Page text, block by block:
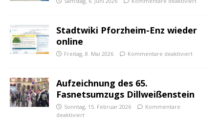
Stadtwiki Pforzheim-Enz wieder
online
Freitag, 8. Mai 2026 Kommentare deaktiviert
Aufzeichnung des 65.
Fasnetsumzugs Dillweißenstein
Sonntag, 15. Februar 2026
Kommentare
deaktiviert